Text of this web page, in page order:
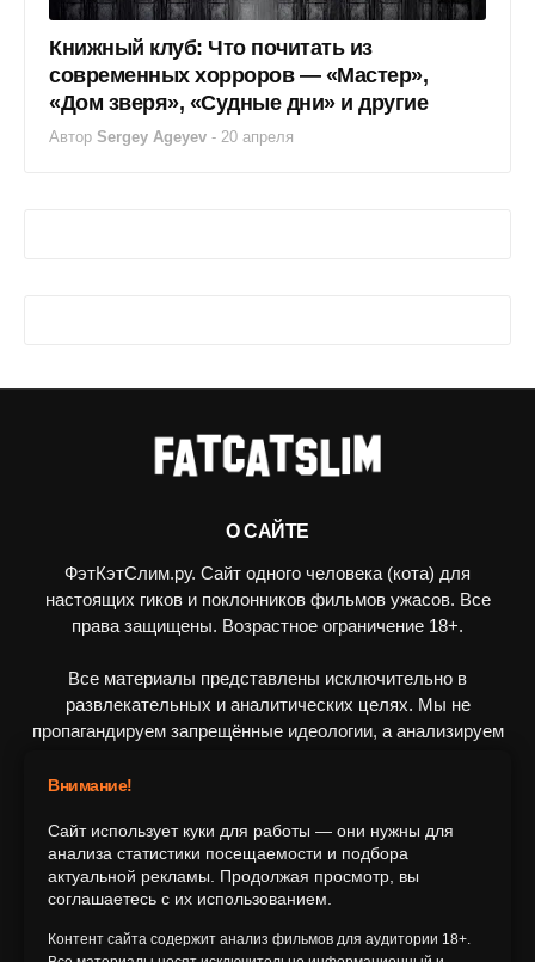
Книжный клуб: Что почитать из
современных хорроров — «Мастер»,
«Дом зверя», «Судные дни» и другие
Автор Sergey Ageyev - 20 апреля
О САЙТЕ
ФэтКэтСлим.ру. Сайт одного человека (кота) для
настоящих гиков и поклонников фильмов ужасов. Все
права защищены. Возрастное ограничение 18+.
Все материалы представлены исключительно в
развлекательных и аналитических целях. Мы не
пропагандируем запрещённые идеологии, а анализируем
ПОДПИШИТЕСЬ НА НАС
Внимание!
Сайт использует куки для работы — они нужны для
анализа статистики посещаемости и подбора
актуальной рекламы. Продолжая просмотр, вы
соглашаетесь с их использованием.
Контент сайта содержит анализ фильмов для аудитории 18+.